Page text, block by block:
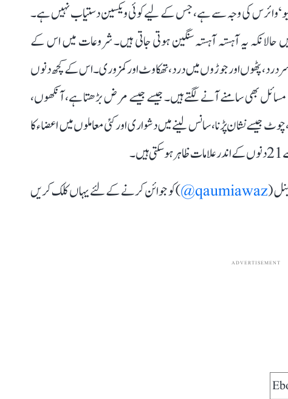
بگیو‘ وائرس کی وجہ سے ہے، جس کے لیے کوئی ویکسین دستیاب نہیں ہے۔
ہیں حالانکہ یہ آہستہ آہستہ سنگین ہوتی جاتی ہیں۔ شروعات میں اس کے
سردرد، پٹھوں اور جوڑوں میں درد، تھکاوٹ اور کمزوری۔ اس کے کچھ دنوں
بھی سامنے آنے لگتے ہیں۔ جیسے جیسے مرض بڑھتا ہے، آنکھوں،
جیسے نشان پڑنا، سانس لینے میں دشواری اور کئی معاملوں میں اعضاء کا
(
qaumiawaz@
) کو جوائن کرنے کے لئے یہاں کلک کریں
ADVERTISEMENT